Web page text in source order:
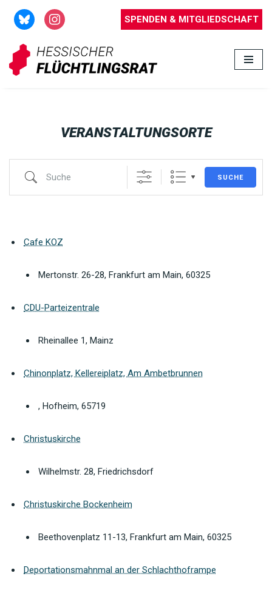
Zum
Inhalt
springen
SPENDEN & MITGLIEDSCHAFT
VERANSTALTUNGSORTE
SUCHE
Cafe KOZ
Mertonstr. 26-28, Frankfurt am Main, 60325
CDU-Parteizentrale
Rheinallee 1, Mainz
Chinonplatz, Kellereiplatz, Am Ambetbrunnen
, Hofheim, 65719
Christuskirche
Wilhelmstr. 28, Friedrichsdorf
Christuskirche Bockenheim
Beethovenplatz 11-13, Frankfurt am Main, 60325
Deportationsmahnmal an der Schlachthoframpe